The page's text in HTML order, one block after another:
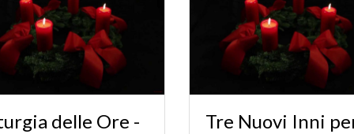
delle Ore -
Tre Nuovi Inni